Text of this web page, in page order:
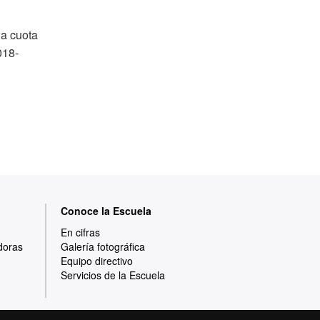
cuota
Conoce la Escuela
En cifras
Galería fotográfica
Equipo directivo
Servicios de la Escuela